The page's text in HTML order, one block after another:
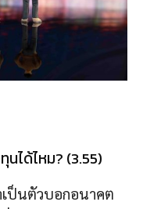
ได้ไหม? (3.55)
เป็นตัวบอกอนาคต